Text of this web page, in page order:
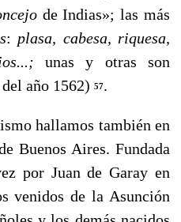
de Indias»; las más
s: plasa, cabesa, riquesa,
unas y otras son
año 1562) 57.
hallamos también en
Buenos Aires. Fundada
por Juan de Garay en
venidos de la Asunción